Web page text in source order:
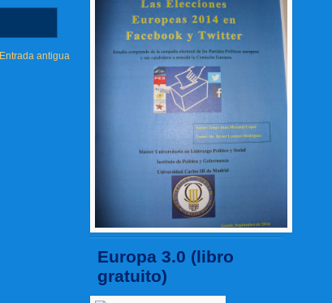
Europa 3.0 (libro
gratuito)
Entrada antigua